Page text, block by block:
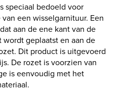
speciaal bedoeld voor
een wisselgarnituur. Een
aan de ene kant van de
geplaatst en aan de
Dit product is uitgevoerd
De rozet is voorzien van
is eenvoudig met het